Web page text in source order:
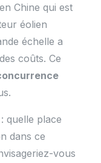
Chine qui est
éolien
échelle a
coûts. Ce
quelle place
dans ce
vous